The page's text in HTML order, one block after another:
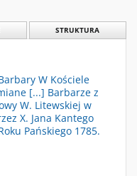
STRUKTURA
W Kościele
[...] Barbarze z
W. Litewskiej w
X. Jana Kantego
Pańskiego 1785.